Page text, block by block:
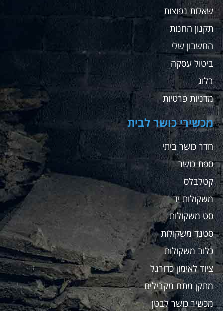
שאלות נפוצות
תקנון החנות
החשבון שלי
ביטול עסקה
בלוג
מדניות פרטיות
מכשירי כושר לבית
חדר כושר ביתי
ספת כושר
קטלבלס
משקולות יד
סט משקולות
סטנד משקולות
כלוב משקולות
ציוד לאימון כדורגל
מתקן מתח מקבילים
מכשיר כושר לבטן